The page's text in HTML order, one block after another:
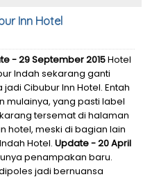
Inn Hotel
- 29 September 2015Hotel
Indah sekarang ganti
jadi Cibubur Inn Hotel. Entah
mulainya, yang pasti label
tersemat di halaman
hotel, meski di bagian lain
Hotel. Update - 20 April
penampakan baru.
jadi bernuansa